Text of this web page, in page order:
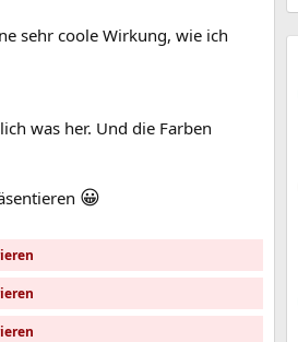
sehr coole Wirkung, wie ich
was her. Und die Farben
😀